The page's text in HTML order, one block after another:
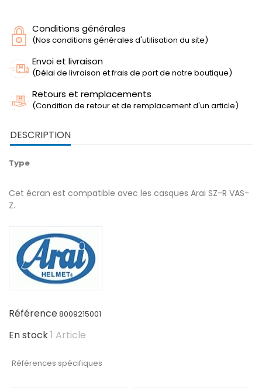
Conditions générales
(Nos conditions générales d'utilisation du site)
Envoi et livraison
(Délai de livraison et frais de port de notre boutique)
Retours et remplacements
(Condition de retour et de remplacement d'un article)
DESCRIPTION
Type
Cet écran est compatible avec les casques Arai SZ-R VAS-
Z.
Référence8009215001
En stock1 Article
Références spécifiques